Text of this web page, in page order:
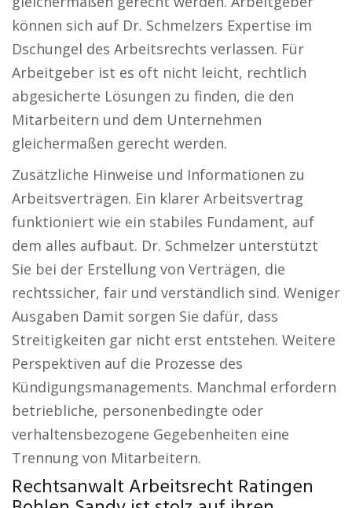
können sich auf Dr. Schmelzers Expertise im
Dschungel des Arbeitsrechts verlassen. Für
Arbeitgeber ist es oft nicht leicht, rechtlich
abgesicherte Lösungen zu finden, die den
Mitarbeitern und dem Unternehmen
gleichermaßen gerecht werden.
Zusätzliche Hinweise und Informationen zu
Arbeitsverträgen. Ein klarer Arbeitsvertrag
funktioniert wie ein stabiles Fundament, auf
dem alles aufbaut. Dr. Schmelzer unterstützt
Sie bei der Erstellung von Verträgen, die
rechtssicher, fair und verständlich sind. Weniger
Ausgaben Damit sorgen Sie dafür, dass
Streitigkeiten gar nicht erst entstehen. Weitere
Perspektiven auf die Prozesse des
Kündigungsmanagements. Manchmal erfordern
betriebliche, personenbedingte oder
verhaltensbezogene Gegebenheiten eine
Trennung von Mitarbeitern.
Rechtsanwalt Arbeitsrecht Ratingen